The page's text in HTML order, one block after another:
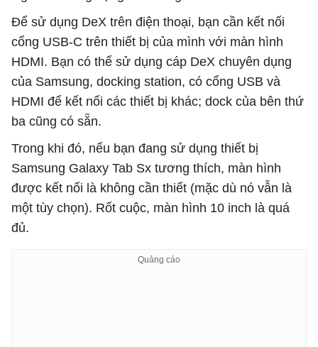
Để sử dụng DeX trên điện thoại, bạn cần kết nối
cổng USB-C trên thiết bị của mình với màn hình
HDMI. Bạn có thể sử dụng cáp DeX chuyên dụng
của Samsung, docking station, có cổng USB và
HDMI để kết nối các thiết bị khác; dock của bên thứ
ba cũng có sẵn.
Trong khi đó, nếu bạn đang sử dụng thiết bị
Samsung Galaxy Tab Sx tương thích, màn hình
được kết nối là không cần thiết (mặc dù nó vẫn là
một tùy chọn). Rốt cuộc, màn hình 10 inch là quá
đủ.